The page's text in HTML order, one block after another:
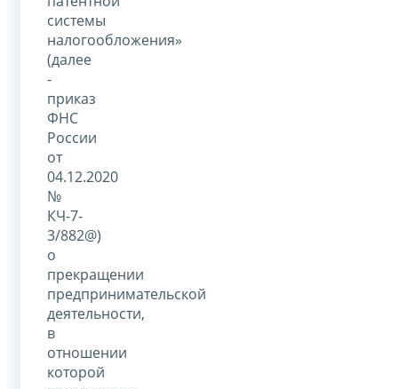
системы
налогообложения»
(далее
-
приказ
ФНС
России
от
04.12.2020
№
КЧ-7-
3/882@)
о
прекращении
предпринимательской
деятельности,
в
отношении
которой